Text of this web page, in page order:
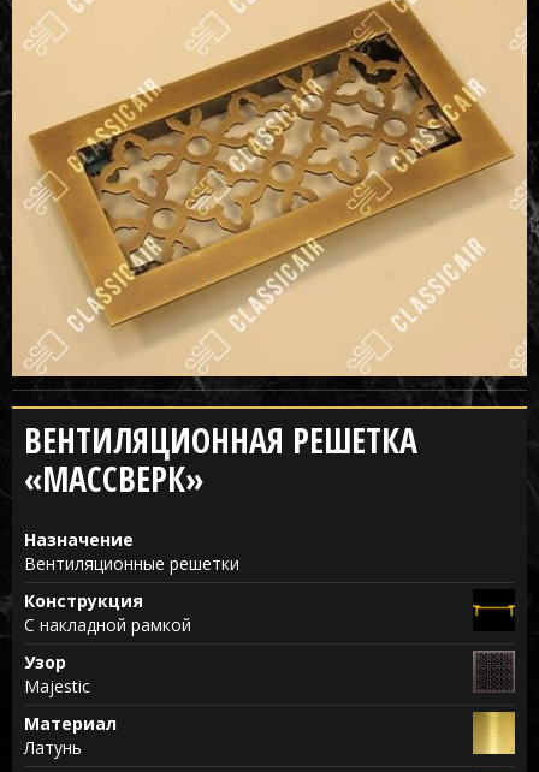
ВЕНТИЛЯЦИОННАЯ РЕШЕТКА
«МАССВЕРК»
Назначение
Вентиляционные решетки
Конструкция
С накладной рамкой
Узор
Majestic
Материал
Латунь